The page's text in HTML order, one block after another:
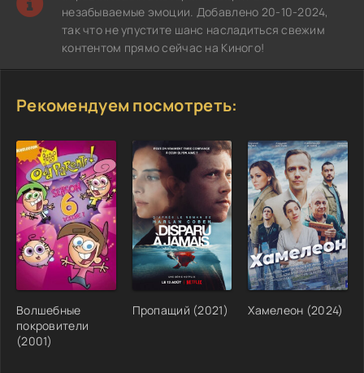
незабываемые эмоции. Добавлено 20-10-2024,
так что не упустите шанс насладиться свежим
контентом прямо сейчас на Киного!
Рекомендуем посмотреть:
Волшебные
покровители
(2001)
Пропащий (2021) Хамелеон (2024)